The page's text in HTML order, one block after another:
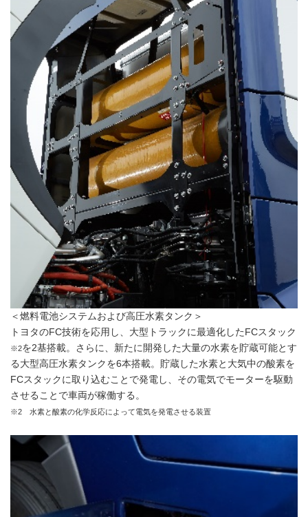
＜燃料電池システムおよび高圧水素タンク＞
トヨタのFC技術を応用し、大型トラックに最適化したFCスタック
※2を2基搭載。さらに、新たに開発した大量の水素を貯蔵可能とす
る大型高圧水素タンクを6本搭載。貯蔵した水素と大気中の酸素を
FCスタックに取り込むことで発電し、その電気でモーターを駆動
させることで車両が稼働する。
※2 水素と酸素の化学反応によって電気を発電させる装置